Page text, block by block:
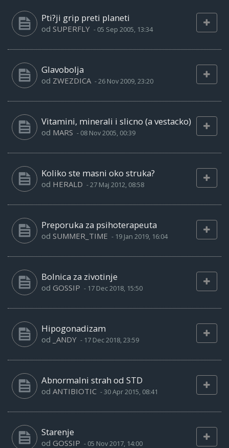
Pti?ji grip preti planeti
od SUPERFLY - 05 Sep 2005, 13:34
Glavobolja
od ZWEZDICA -26 Nov 2009, 23:20
Vitamini, minerali i slicno (a vestacko)
od MARS - 08 Nov 2005, 00:39
Koliko ste masni oko struka?
od HERALD -27 Maj 2012, 08:58
Preporuka za psihoterapeuta
od SUMMER_TIME - 19 Jan 2019, 16:04
Bolnica za zivotinje
od GOSSIP - 17 Dec 2018, 15:50
Hipogonadizam
od _ANDY - 17 Dec 2018, 23:59
Abnormalni strah od STD
od ANTIBIOTIC -30 Apr 2015, 08:41
Starenje
od GOSSIP - 05 Nov 2017, 14:00